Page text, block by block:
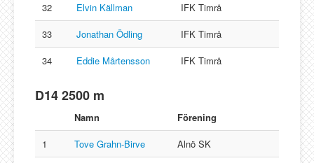
32
Elvin Källman
IFK Timrå
33
Jonathan Ödling
IFK Timrå
34
Eddie Mårtensson IFK Timrå
D14 2500 m
Namn
Förening
1
Tove Grahn-Birve
Alnö SK